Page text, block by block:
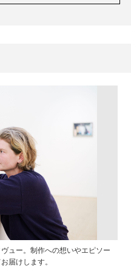
ュー。制作への想いやエピソー
届けします。